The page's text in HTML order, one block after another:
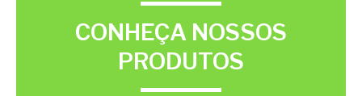
CONHEÇA NOSSOS
PRODUTOS